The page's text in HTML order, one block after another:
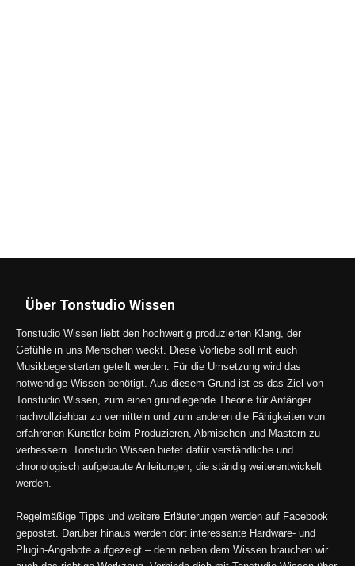
Über Tonstudio Wissen
Tonstudio Wissen liebt den hochwertig produzierten Klang, der
Gefühle in uns Menschen weckt. Diese Vorliebe soll mit euch
Musikbegeisterten geteilt werden. Für die Umsetzung wird das
notwendige Wissen benötigt. Aus diesem Grund ist es das Ziel von
Tonstudio Wissen, zum einen grundlegende Theorie für Anfänger
nachvollziehbar zu vermitteln und zum anderen die Fähigkeiten von
erfahrenen Künstler beim Produzieren, Abmischen und Mastern zu
verbessern. Tonstudio Wissen bietet dafür verständliche und
chronologisch aufgebaute Anleitungen, die ständig weiterentwickelt
werden.
Regelmäßige Tipps und weitere Erläuterungen werden auf Facebook
gepostet. Darüber hinaus werden dort interessante Hardware- und
Plugin-Angebote aufgezeigt – denn neben dem Wissen brauchen wir